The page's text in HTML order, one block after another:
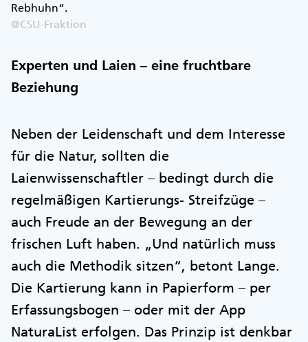
Rebhuhn“.
@CSU-Fraktion
Experten und Laien – eine fruchtbare
Beziehung
Neben der Leidenschaft und dem Interesse
für die Natur, sollten die
Laienwissenschaftler – bedingt durch die
regelmäßigen Kartierungs- Streifzüge –
auch Freude an der Bewegung an der
frischen Luft haben. „Und natürlich muss
auch die Methodik sitzen“, betont Lange.
Die Kartierung kann in Papierform – per
Erfassungsbogen – oder mit der App
NaturaList erfolgen. Das Prinzip ist denkbar